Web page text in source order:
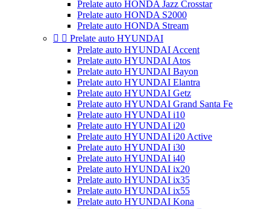
Prelate auto HONDA Jazz Crosstar
Prelate auto HONDA S2000
Prelate auto HONDA Stream
  Prelate auto HYUNDAI
Prelate auto HYUNDAI Accent
Prelate auto HYUNDAI Atos
Prelate auto HYUNDAI Bayon
Prelate auto HYUNDAI Elantra
Prelate auto HYUNDAI Getz
Prelate auto HYUNDAI Grand Santa Fe
Prelate auto HYUNDAI i10
Prelate auto HYUNDAI i20
Prelate auto HYUNDAI i20 Active
Prelate auto HYUNDAI i30
Prelate auto HYUNDAI i40
Prelate auto HYUNDAI ix20
Prelate auto HYUNDAI ix35
Prelate auto HYUNDAI ix55
Prelate auto HYUNDAI Kona